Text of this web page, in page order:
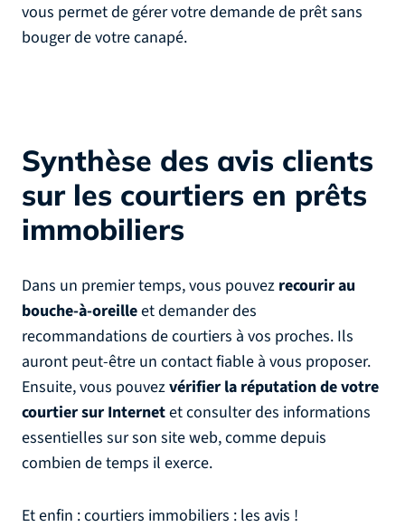
vous permet de gérer votre demande de prêt sans
bouger de votre canapé.
Synthèse des avis clients
sur les courtiers en prêts
immobiliers
Dans un premier temps, vous pouvez recourir au
bouche-à-oreilleet demander des
recommandations de courtiers à vos proches. Ils
auront peut-être un contact fiable à vous proposer.
Ensuite, vous pouvezvérifier la réputation de votre
courtier sur Internetet consulter des informations
essentielles sur son site web, comme depuis
combien de temps il exerce.
Et enfin : courtiers immobiliers : les avis !